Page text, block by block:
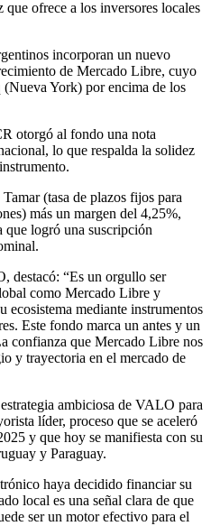
que ofrece a los inversores locales
incorporan un nuevo
de Mercado Libre, cuyo
York) por encima de los
otorgó al fondo una nota
lo que respalda la solidez
(tasa de plazos fijos para
más un margen del 4,25%,
que logró una suscripción
destacó: “Es un orgullo ser
como Mercado Libre y
ecosistema mediante instrumentos
Este fondo marca un antes y un
confianza que Mercado Libre nos
y trayectoria en el mercado de
ambiciosa de VALO para
líder, proceso que se aceleró
y que hoy se manifiesta con su
y Paraguay.
haya decidido financiar su
local es una señal clara de que
ser un motor efectivo para el